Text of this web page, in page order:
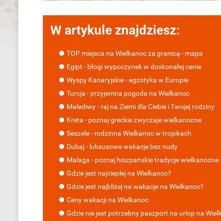
W artykule znajdziesz:
TOP miejsca na Wielkanoc za granicą - mapa
Egipt - błogi wypoczynek w doskonałej cenie
Wyspy Kanaryjskie - egzotyka w Europie
Turcja - przyjemna pogoda na Wielkanoc
Malediwy - raj na Ziemi dla Ciebie i Twojej rodziny
Kreta - poznaj greckie zwyczaje wielkanocne
Seszele - rodzinna Wielkanoc w tropikach
Dubaj - luksusowe wakacje bez nudy
Malaga - poznaj hiszpańskie tradycje wielkanocne
Gdzie jest najcieplej na Wielkanoc?
Gdzie jest najbliżej na wakacje na Wielkanoc?
Ceny wakacji na Wielkanoc
Gdzie nie jest potrzebny paszport na urlop na